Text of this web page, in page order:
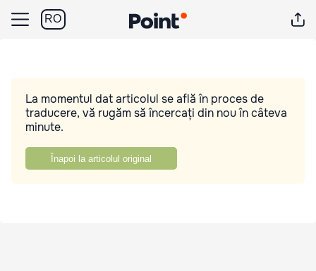
RO
La momentul dat articolul se află în proces de
traducere, vă rugăm să încercați din nou în câteva
minute.
Înapoi la articolul original